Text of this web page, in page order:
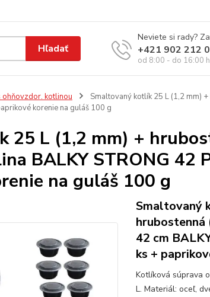
Hľadať
Neviete si rady?
+421 902 212
od 8:00 - do 16:00
ohňovzdor. kotlinou
Smaltovaný kotlík 25 L (1,2 mm)
korenie na guláš 100 g
25 L (1,2 mm) +
BALKY STRONG 42
na guláš 100 g
Smaltovaný
hrubostenná
42 cm
ks +
Kotlíková súprava
L. Materiál: oceľ,